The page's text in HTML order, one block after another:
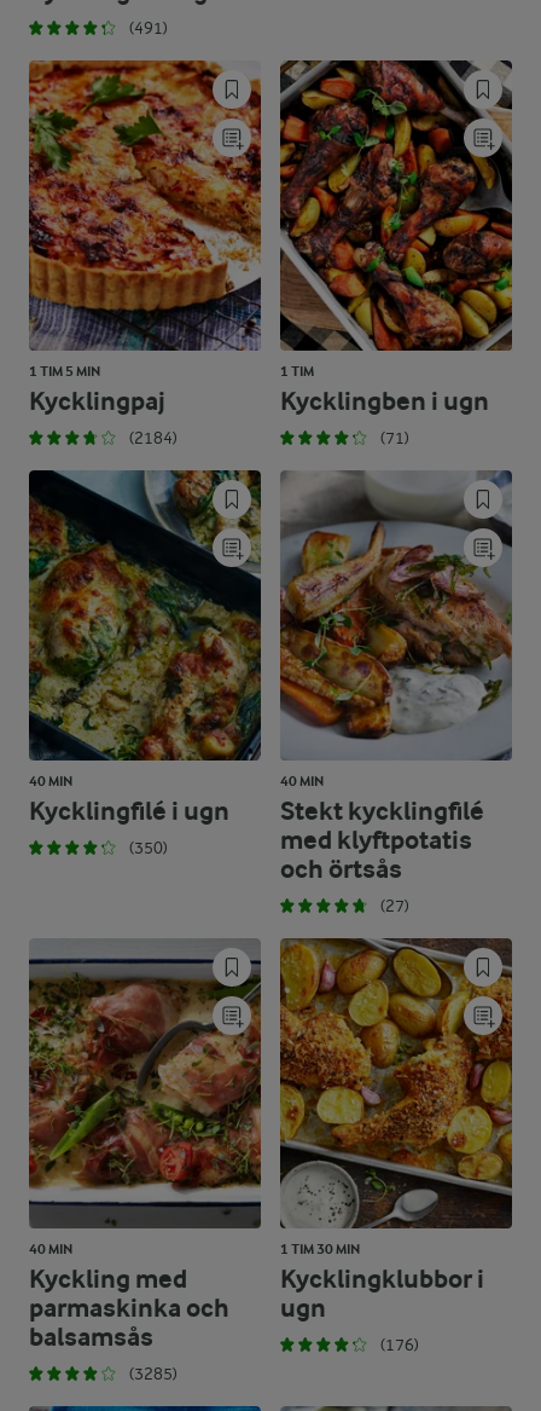
(491)
1 TIM 5 MIN
Kycklingpaj
(2184)
1 TIM
Kycklingben i ugn
(71)
40 MIN
Kycklingfilé i ugn
(350)
40 MIN
Stekt kycklingfilé
med klyftpotatis
och örtsås
(27)
40 MIN
Kyckling med
parmaskinka och
balsamsås
(3285)
1 TIM 30 MIN
Kycklingklubbor i
ugn
(176)